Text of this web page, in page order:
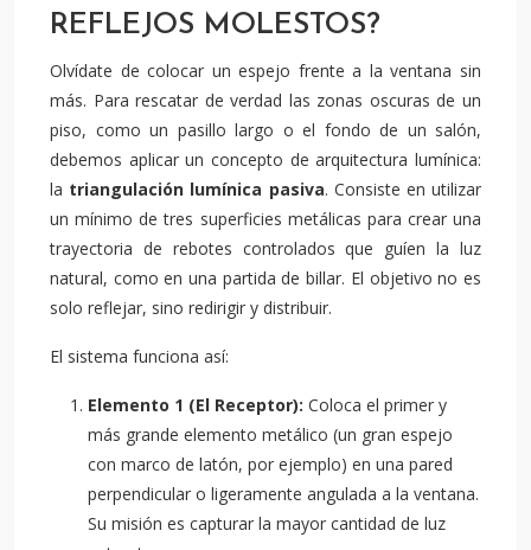
REFLEJOS MOLESTOS?
Olvídate de colocar un espejo frente a la ventana sin
más. Para rescatar de verdad las zonas oscuras de un
piso, como un pasillo largo o el fondo de un salón,
debemos aplicar un concepto de arquitectura lumínica:
la triangulación lumínica pasiva. Consiste en utilizar
un mínimo de tres superficies metálicas para crear una
trayectoria de rebotes controlados que guíen la luz
natural, como en una partida de billar. El objetivo no es
solo reflejar, sino redirigir y distribuir.
El sistema funciona así:
Elemento 1 (El Receptor): Coloca el primer y
más grande elemento metálico (un gran espejo
con marco de latón, por ejemplo) en una pared
perpendicular o ligeramente angulada a la ventana.
Su misión es capturar la mayor cantidad de luz